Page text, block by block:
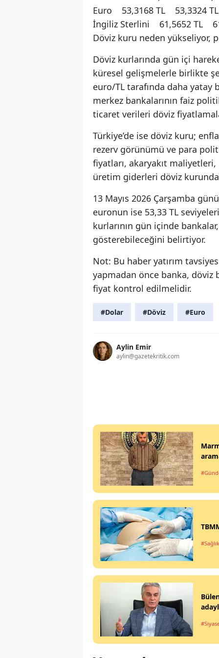
Euro 53,3168 TL 53,3324 TL
İngiliz Sterlini 61,5652 TL
Döviz kuru neden yükseliyor,
Döviz kurlarında gün içi
küresel gelişmelerle birlikte
euro/TL tarafında daha
merkez bankalarının faiz
ticaret verileri döviz
Türkiye’de ise döviz kuru;
rezerv görünümü ve para
fiyatları, akaryakıt
üretim giderleri döviz
13 Mayıs 2026 Çarşamba
euronun ise 53,33 TL
kurlarının gün içinde
gösterebileceğini belirtiyor.
Not: Bu haber yatırım
yapmadan önce banka, döviz
fiyat kontrol edilmelidir.
#Dolar #Döviz #Euro
Aylin Emir
aylin@gazetekritik.com
#Sağlık